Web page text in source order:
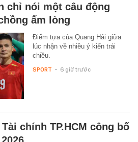
chỉ nói một câu động
ấm lòng
Điểm tựa của Quang Hải giữa
lúc nhận về nhiều ý kiến trái
chiều.
SPORT - 6 giờ trước
chính TP.HCM công bố